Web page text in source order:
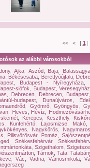
<< < | 1 |
az alábbi városokból
,Ajka Aszód, Baja
Békéscsaba
Berettyóújfalu,
Budapest - Nyíregyháza
siófok
Budapest, Veresegyház
Debrecen
Debrecen,
budapest
Dunaújváros
Gyömrő,Gyöngyös ,
Heves Hévíz
Kerepes Keszthely,
Kunfehértó Lajosmizse Makó
Nagykőrös
Nagymaros
Pilisvörösvár, Pomáz
Székesfehérvár,
,Szigethalom ,
,Tárnok Tata,
,Vác Vadna,Vámosmikola ,